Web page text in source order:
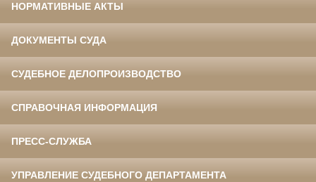
НОРМАТИВНЫЕ АКТЫ
ДОКУМЕНТЫ СУДА
СУДЕБНОЕ ДЕЛОПРОИЗВОДСТВО
СПРАВОЧНАЯ ИНФОРМАЦИЯ
ПРЕСС-СЛУЖБА
УПРАВЛЕНИЕ СУДЕБНОГО ДЕПАРТАМЕНТА